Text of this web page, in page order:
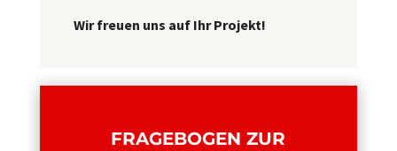
Wir freuen uns auf Ihr Projekt!
FRAGEBOGEN ZUR